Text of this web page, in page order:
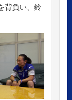
背負い、鈴